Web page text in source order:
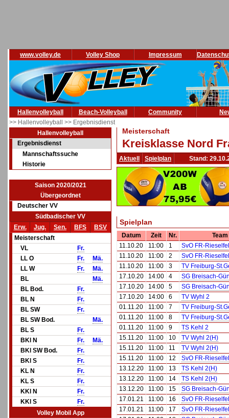
www.volley.de Volley Shop Impressum
Hallenvolleyball Beach-Volleyball Community
>> Hallenvolleyball >> Ergebnisdienst
Hallenvolleyball
Ergebnisdienst
Mannschaftssuche
Historie
Saison 2020/2021
Übergeordnet
Deutscher VV
Südbadischer VV
Erw.
Jug. Sen. BFS
BSV
Meisterschaft
VL
Fr.
LL O
Fr.
Mä.
LL W
Fr.
Mä.
BL
Mä.
BL Bod.
Fr.
BL N
Fr.
BL SW
Fr.
BL SW Bod.
Mä.
BL S
Fr.
BKl N
Fr.
Mä.
BKl SW Bod.
Fr.
BKl S
Fr.
KL N
Fr.
KL S
Fr.
KKl N
Fr.
KKl S
Fr.
Volley Mobil App
Meisterschaft
Kreisklasse Nord
Aktuell Spielplan Stand:
Spielplan
Datum Zeit Nr.
11.10.20
11:00 1
SvO FR-
11.10.20
11:00 2
SvO FR-
11.10.20
11:00 3
TV Freiburg-
17.10.20
14:00 4
SG Breisach-
17.10.20
14:00 5
SG Breisach-
17.10.20
14:00 6
TV Wyhl 2
01.11.20
11:00 7
TV Freiburg-
01.11.20
11:00 8
TV Freiburg-
01.11.20
11:00 9
TS Kehl 2
15.11.20
11:00 10
TV Wyhl 2(H)
15.11.20
11:00 11
TV Wyhl 2(H)
15.11.20
11:00 12
SvO FR-
13.12.20
11:00 13
TS Kehl 2(H)
13.12.20
11:00 14
TS Kehl 2(H)
13.12.20
11:00 15
SG Breisach-
17.01.21
11:00 16
SvO FR-
17.01.21
11:00 17
SvO FR-